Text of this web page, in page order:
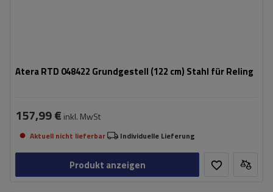
Atera RTD 048422 Grundgestell (122 cm) Stahl für Reling
157,99 € inkl. MwSt
Aktuell nicht lieferbar Individuelle Lieferung
Produkt anzeigen